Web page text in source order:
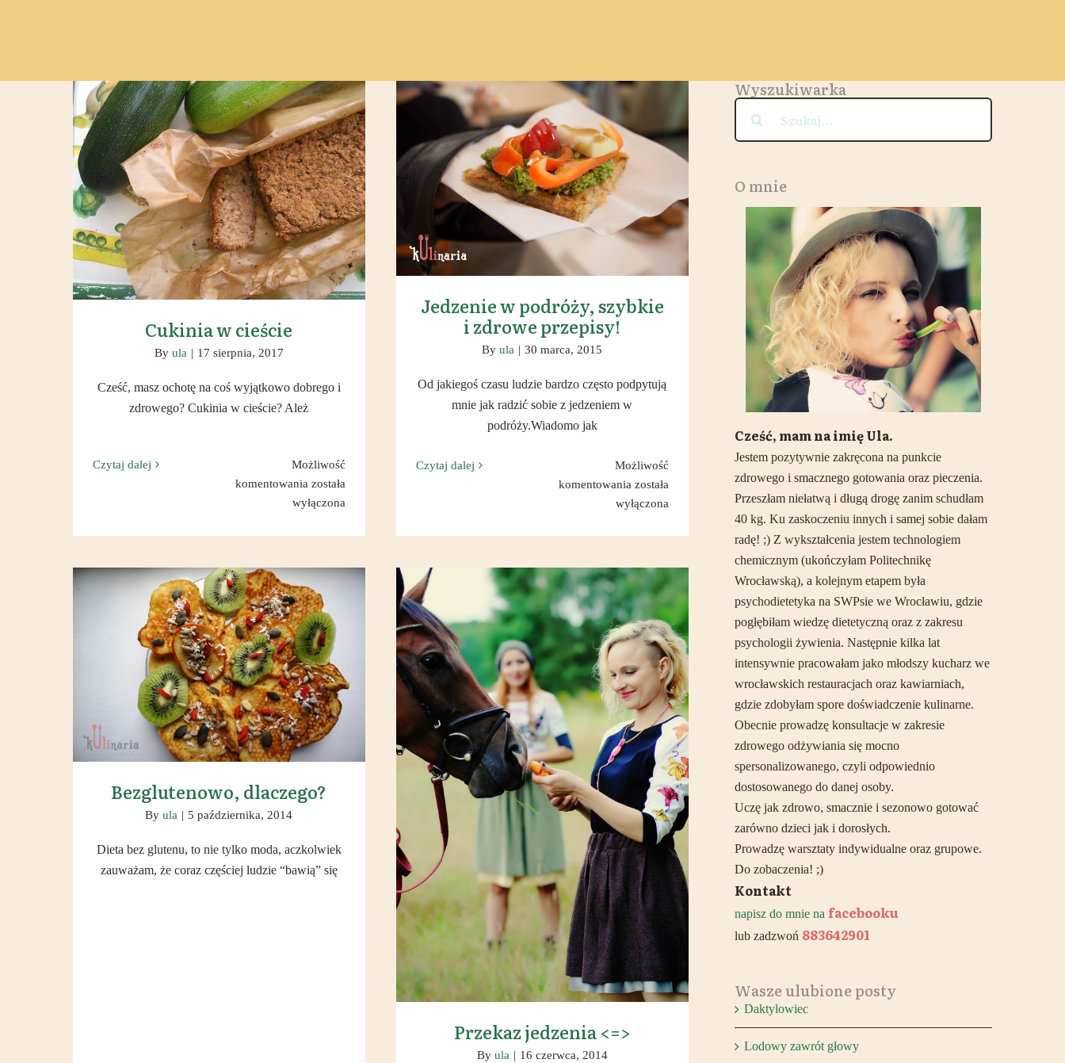
Cukinia w cieście
Cukinia w cieście
By ula | 17 sierpnia, 2017
Cześć, masz ochotę na coś wyjątkowo dobrego i
zdrowego? Cukinia w cieście? Ależ
Czytaj dalej
Możliwość
komentowania Cukinia
w
została
wyłączona
Jedzenie w podróży, szybkie i
zdrowe przepisy!
Jedzenie w podróży, szybkie
i zdrowe przepisy!
Byula | 30 marca, 2015
Od jakiegoś czasu ludzie bardzo często podpytują
mnie jak radzić sobie z jedzeniem w
podróży.Wiadomo jak
Czytaj dalej
Możliwość
komentowania Jedzenie
w
zdrowe
przepisy!
została
wyłączona
Bezglutenowo, dlaczego?
Bezglutenowo, dlaczego?
Byula | 5 października, 2014
Dieta bez glutenu, to nie tylko moda, aczkolwiek
zauważam, że coraz częściej ludzie “bawią” się
Przekaz jedzenia
Przekaz jedzenia <=>
By ula | 16 czerwca, 2014
Wyszukiwarka
O mnie
Cześć, mam na imię Ula.
Jestem pozytywnie zakręcona na punkcie
zdrowego i smacznego gotowania oraz pieczenia.
Przeszłam niełatwą i długą drogę zanim schudłam
40 kg. Ku zaskoczeniu innych i samej sobie dałam
radę! ;) Z wykształcenia jestem technologiem
chemicznym (ukończyłam Politechnikę
Wrocławską), a kolejnym etapem była
psychodietetyka na SWPsie we Wrocławiu, gdzie
pogłębiłam wiedzę dietetyczną oraz z zakresu
psychologii żywienia. Następnie kilka lat
intensywnie pracowałam jako młodszy kucharz we
wrocławskich restauracjach oraz kawiarniach,
gdzie zdobyłam spore doświadczenie kulinarne.
Obecnie prowadzę konsultacje w zakresie
zdrowego odżywiania się mocno
spersonalizowanego, czyli odpowiednio
dostosowanego do danej osoby.
Uczę jak zdrowo, smacznie i sezonowo gotować
zarówno dzieci jak i dorosłych.
Prowadzę warsztaty indywidualne oraz grupowe.
Do zobaczenia! ;)
Kontakt
napisz do mnie na facebooku
lub zadzwoń 883642901
Wasze ulubione posty
Daktylowiec
Lodowy zawrót głowy